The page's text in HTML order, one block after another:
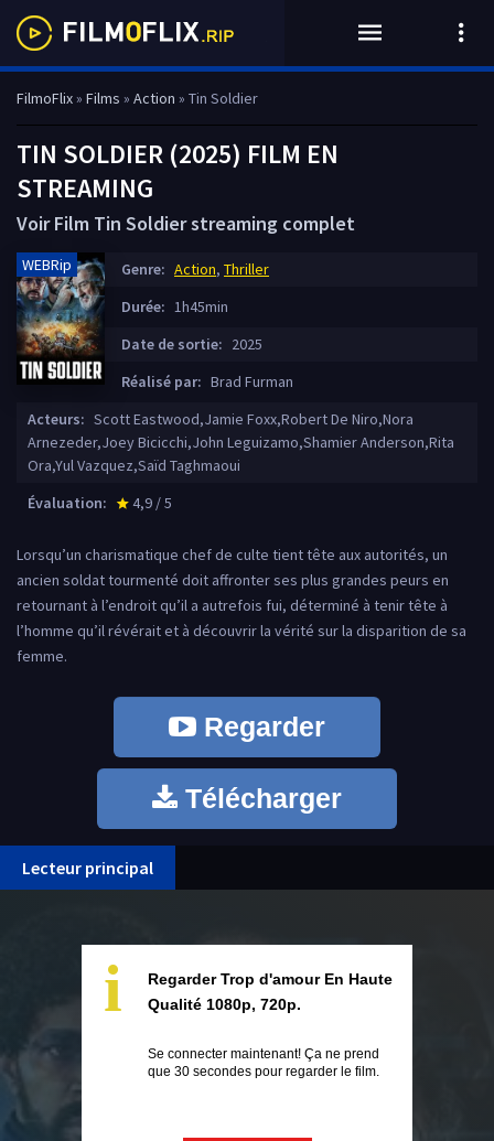
FilmoFlix» Films » Action » Tin Soldier
TIN SOLDIER (2025) FILM EN
STREAMING
Voir Film Tin Soldier streaming complet
WEBRip Genre: Action, Thriller
Durée: 1h45min
Date de sortie: 2025
Réalisé par: Brad Furman
Acteurs: Scott Eastwood,Jamie Foxx,Robert De Niro,Nora
Arnezeder,Joey Bicicchi,John Leguizamo,Shamier Anderson,Rita
Ora,Yul Vazquez,Saïd Taghmaoui
Évaluation:
star_rate
4,9 / 5
Lorsqu’un charismatique chef de culte tient tête aux autorités, un
ancien soldat tourmenté doit affronter ses plus grandes peurs en
retournant à l’endroit qu’il a autrefois fui, déterminé à tenir tête à
l’homme qu’il révérait et à découvrir la vérité sur la disparition de sa
femme.
Regarder
Télécharger
Lecteur principal
i
Regarder Trop d'amour En Haute
Qualité 1080p, 720p.
Se connecter maintenant! Ça ne prend
que 30 secondes pour regarder le film.